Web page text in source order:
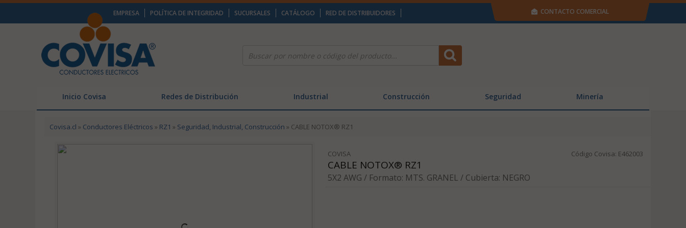
EMPRESA POLÍTICA DE INTEGRIDAD SUCURSALES CATÁLOGO RED DE DISTRIBUIDORES CONTACTO COMERCIAL
Inicio Covisa Redes de Distribución Industrial Construcción Seguridad Minería
Covisa.cl » Conductores Eléctricos » RZ1 » Seguridad, Industrial, Construcción » CABLE NOTOX® RZ1
COVISA Código Covisa: E462003
CABLE NOTOX® RZ1
5X2 AWG / Formato: MTS. GRANEL / Cubierta: NEGRO